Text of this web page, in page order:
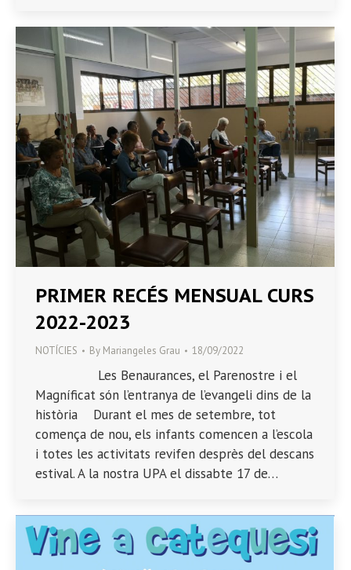
PRIMER RECÉS MENSUAL CURS
2022-2023
NOTÍCIES By Mariangeles Grau 18/09/2022
Les Benaurances, el Parenostre i el
Magníficat són l’entranya de l’evangeli dins de la
història Durant el mes de setembre, tot
comença de nou, els infants comencen a l’escola
i totes les activitats revifen desprès del descans
estival. A la nostra UPA el dissabte 17 de…